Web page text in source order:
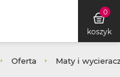
0
koszyk
Oferta Maty i